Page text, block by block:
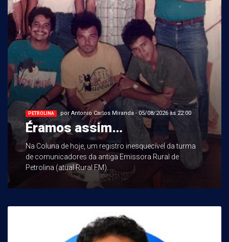
PETROLINA por Antonio Carlos Miranda - 05/08/2026 às 22:00
Éramos assim…
Na Coluna de hoje, um registro inesquecível da turma
de comunicadores da antiga Emissora Rural de
Petrolina (atual Rural FM). ...